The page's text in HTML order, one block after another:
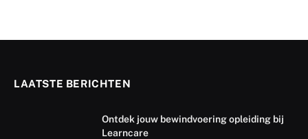
LAATSTE BERICHTEN
Ontdek jouw bewindvoering opleiding bij
Learncare